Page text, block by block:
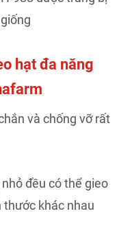
hạt đa năng
và chống vỡ rất
đều có thể gieo
thước khác nhau